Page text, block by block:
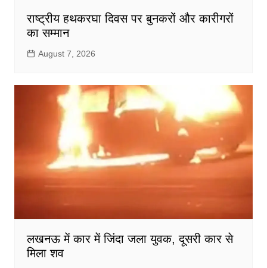
राष्ट्रीय हथकरघा दिवस पर बुनकरों और कारीगरों
का सम्मान
August 7, 2026
लखनऊ में कार में जिंदा जला युवक, दूसरी कार से
मिला शव